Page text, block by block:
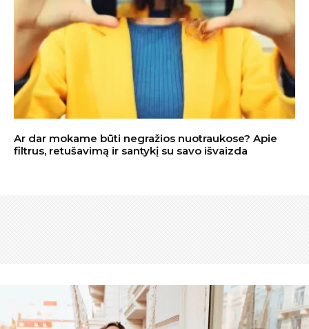
Ar dar mokame būti negražios nuotraukose? Apie
filtrus, retušavimą ir santykį su savo išvaizda